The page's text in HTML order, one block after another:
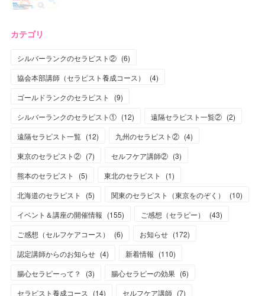
カテゴリ
シルバーランクのセラピスト② (6)
協会本部講師（セラピスト養成コース）
(4)
ゴールドランクのセラピスト
(9)
シルバーランクのセラピスト① (12) 遠隔セラピスト一覧② (2)
遠隔セラピスト一覧 (12) 九州のセラピスト② (4)
東京のセラピスト② (7) セルフケア講師② (3)
熊本のセラピスト
(5) 東北のセラピスト (1)
北海道のセラピスト
(5) 関東のセラピスト（東京をのぞく） (10)
イベント＆講座の開催情報 (155) ご感想（セラピー） (43)
ご感想（セルフケアコース）
(6) お知らせ (172)
認定講師からのお知らせ (4) 新着情報 (110)
腸心セラピーって？
(3) 腸心セラピーの効果 (6)
セラピスト養成コース
(14) セルフケア講師 (7)